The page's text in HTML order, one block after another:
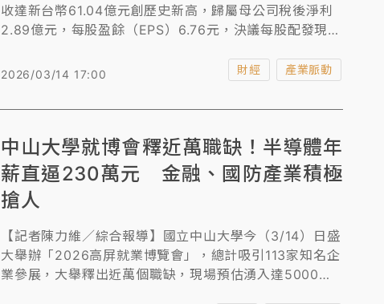
收達新台幣61.04億元創歷史新高，歸屬母公司稅後淨利
2.89億元，每股盈餘（EPS）6.76元，決議每股配發現金
率達3.47% (以3/13收盤價計算)。
2026/03/14 17:00 財經 產業脈動
中山大學就博會釋近萬職缺！半導體年
薪直逼230萬元 金融、國防產業積極
搶人
【記者陳力維／綜合報導】國立中山大學今（3/14）日盛
大舉辦「2026高屏就業博覽會」，總計吸引113家知名企
業參展，大舉釋出近萬個職缺，現場預估湧入達5000名